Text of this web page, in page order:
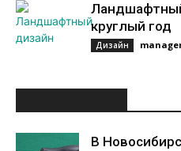
круглый год
Дизайн
В